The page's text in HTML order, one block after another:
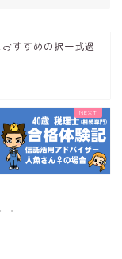
すすめの択一式過